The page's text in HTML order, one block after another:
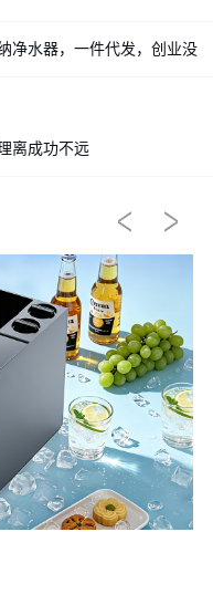
净水器，一件代发，创业没
离成功不远